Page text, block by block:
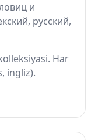
и
русский,
Har
ingliz).